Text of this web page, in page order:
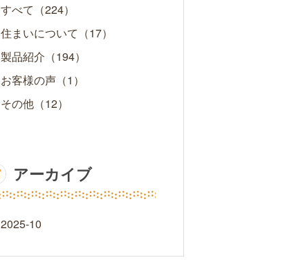
すべて（224）
住まいについて（17）
製品紹介（194）
お客様の声（1 ）
その他（12）
アーカイブ
2025-10